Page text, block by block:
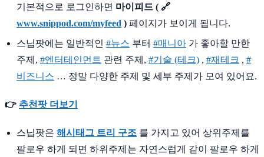
기본적으로 로그인하면 마이피드 ( 🔗
www.snippod.com/myfeed ) 페이지가 보이게 됩니다.
스닙팟에는 일반적인 #뉴스 부터 #매니아 가 좋아할 만한
주제, #엔터테인먼트 관련 주제, #기술 (테크) , #재테크 , #
비즈니스 … 정말 다양한 주제 및 세부 주제가 모여 있어요.
👉 추천팟 더보기
스닙팟은 해시태그 트리 구조 를 가지고 있어 상위주제를
팔로우 하게 되면 하위주제는 자연스럽게 같이 팔로우 하게